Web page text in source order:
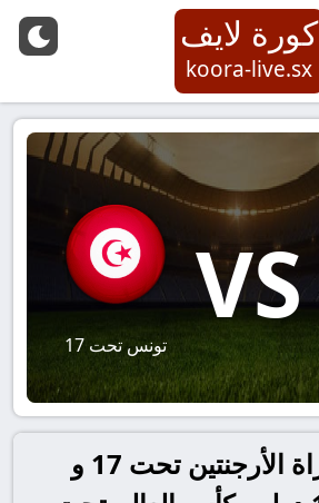
كورة لايف
koora-live.sx
VS
تونس تحت 17
بث مباشر مباراة الأرجنتين تحت 17 و